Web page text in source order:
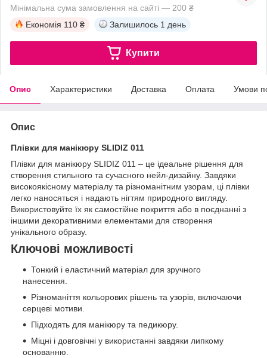
Мінімальна сума замовлення на сайті — 200 ₴
Економія 110 ₴ Залишилось 1 день
Купити
Опис Характеристики Доставка Оплата Умови
Опис
Плівки для манікюру SLIDIZ 011
Плівки для манікюру SLIDIZ 011 – це ідеальне рішення для
створення стильного та сучасного нейл-дизайну. Завдяки
високоякісному матеріалу та різноманітним узорам, ці плівки
легко наносяться і надають нігтям природного вигляду.
Використовуйте їх як самостійне покриття або в поєднанні з
іншими декоративними елементами для створення
унікального образу.
Ключові можливості
Тонкий і еластичний матеріал для зручного
нанесення.
Різноманіття кольорових рішень та узорів, включаючи
серцеві мотиви.
Підходять для манікюру та педикюру.
Міцні і довговічні у використанні завдяки липкому
основанню.